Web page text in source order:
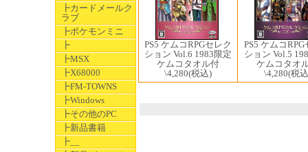
┣カードメールク
ラブ
┣ポケモンミニ
┣
┣MSX
┣X68000
┣FM-TOWNS
┣Windows
┣その他のPC
┣新品書籍
┣__
PS5 ケムコRPGセレク
ション Vol.6 1983限定
ケムコタオル付
\4,280(税込)
PS5 ケムコRPG
ション Vol.5
ケムコタオ
\4,280(税